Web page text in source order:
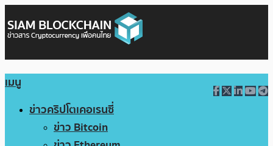
เมนู
ข่าวคริปโตเคอเรนซี่
ข่าว Bitcoin